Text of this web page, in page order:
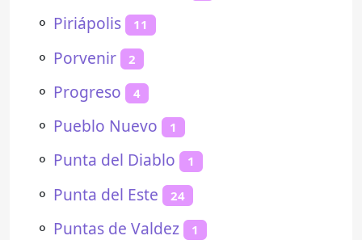
⚬ Piriápolis 11
⚬ Porvenir 2
⚬ Progreso 4
⚬ Pueblo Nuevo 1
⚬ Punta del Diablo 1
⚬ Punta del Este 24
⚬ Puntas de Valdez 1